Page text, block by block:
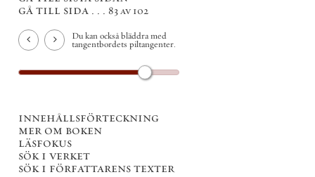
gå till sida . . . 83 av 102
Du kan också bläddra med
tangentbordets piltangenter.
innehållsförteckning
mer om boken
läsfokus
sök i verket
sök i författarens texter